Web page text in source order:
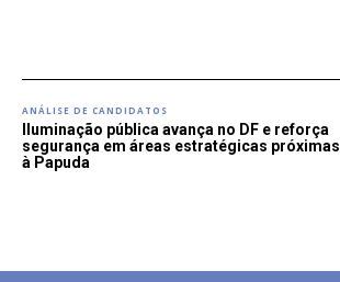
ANÁLISE DE CANDIDATOS
Iluminação pública avança no DF e reforça
segurança em áreas estratégicas próximas
à Papuda